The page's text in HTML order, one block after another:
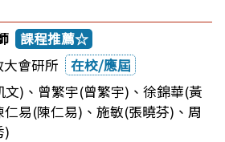
課程推薦☆
會研所
在校/應屆
文) 、 曾繁宇(曾繁宇) 、 徐錦華(黃
仁易(陳仁易) 、 施敏(張曉芬) 、 周
)